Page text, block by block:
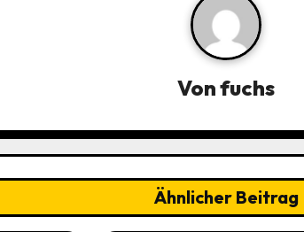
Vonfuchs
Ähnlicher Beitrag